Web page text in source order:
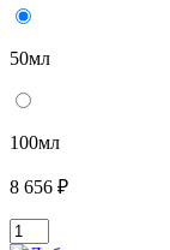
50мл
100мл
8 656 ₽